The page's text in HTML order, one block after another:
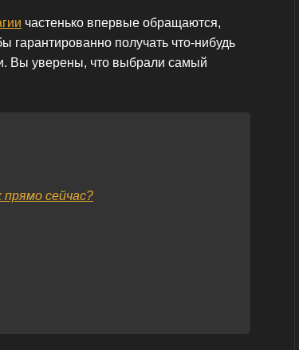
частенько впервые обращаются,
гарантированно получать что-нибудь
Вы уверены, что выбрали самый
сейчас?